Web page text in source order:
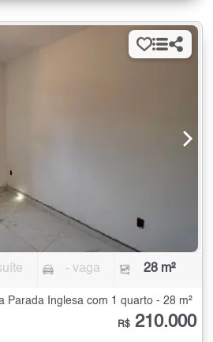
- vaga 28 m²
Parada Inglesa com 1 quarto - 28 m²
R$ 210.000